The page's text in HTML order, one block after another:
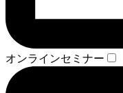
オンラインセミナー